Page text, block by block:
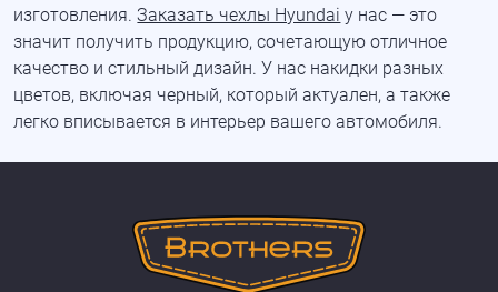
изготовления.Заказать чехлы Hyundai у нас — это
значит получить продукцию, сочетающую отличное
качество и стильный дизайн. У нас накидки разных
цветов, включая черный, который актуален, а также
легко вписывается в интерьер вашего автомобиля.